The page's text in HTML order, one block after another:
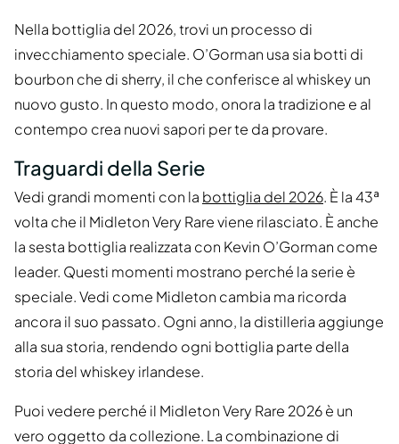
Nella bottiglia del 2026, trovi un processo di
invecchiamento speciale. O’Gorman usa sia botti di
bourbon che di sherry, il che conferisce al whiskey un
nuovo gusto. In questo modo, onora la tradizione e al
contempo crea nuovi sapori per te da provare.
Traguardi della Serie
Vedi grandi momenti con la bottiglia del 2026. È la 43ª
volta che il Midleton Very Rare viene rilasciato. È anche
la sesta bottiglia realizzata con Kevin O’Gorman come
leader. Questi momenti mostrano perché la serie è
speciale. Vedi come Midleton cambia ma ricorda
ancora il suo passato. Ogni anno, la distilleria aggiunge
alla sua storia, rendendo ogni bottiglia parte della
storia del whiskey irlandese.
Puoi vedere perché il Midleton Very Rare 2026 è un
vero oggetto da collezione. La combinazione di